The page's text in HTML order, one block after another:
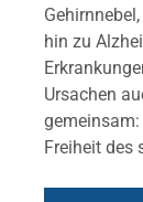
hin zu
Ursachen
Freiheit des